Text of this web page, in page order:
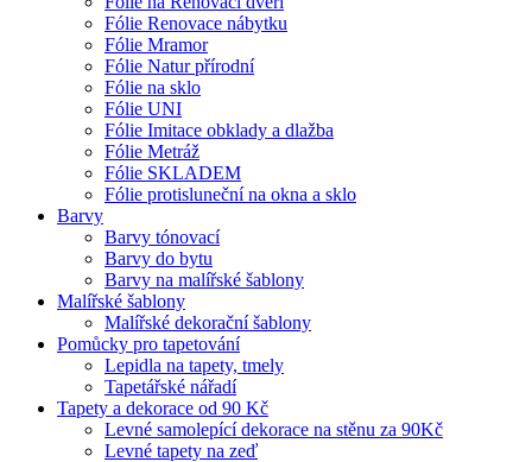
Fólie Renovace nábytku
Fólie Mramor
Fólie Natur přírodní
Fólie na sklo
Fólie UNI
Fólie Imitace obklady a dlažba
Fólie Metráž
Fólie SKLADEM
Fólie protisluneční na okna a sklo
Barvy
Barvy tónovací
Barvy do bytu
Barvy na malířské šablony
Malířské šablony
Malířské dekorační šablony
Pomůcky pro tapetování
Lepidla na tapety, tmely
Tapetářské nářadí
Tapety a dekorace od 90 Kč
Levné samolepící dekorace na stěnu za 90Kč
Levné tapety na zeď